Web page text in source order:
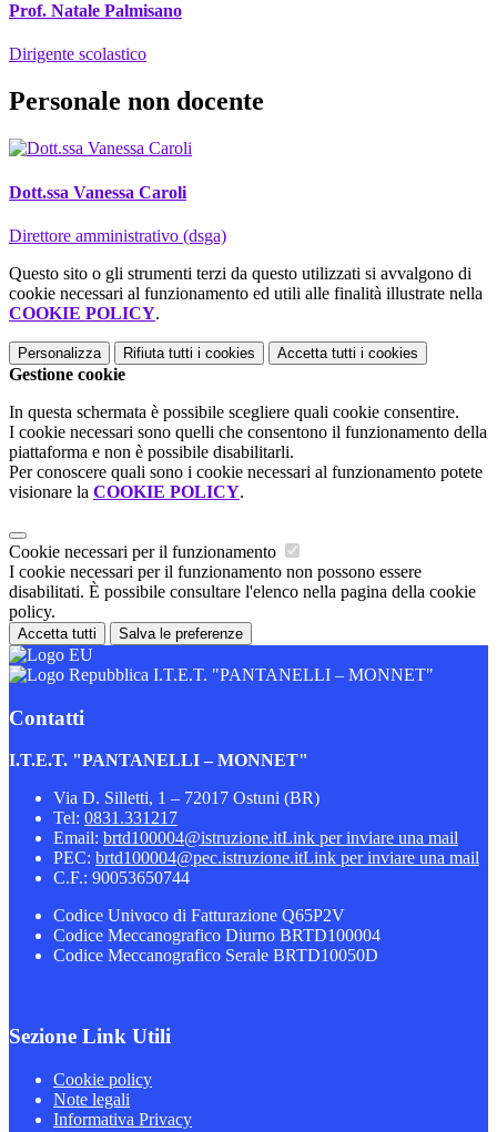
Prof. Natale Palmisano
Dirigente scolastico
Personale non docente
Dott.ssa Vanessa Caroli
Direttore amministrativo (dsga)
Questo sito o gli strumenti terzi da questo utilizzati si avvalgono di
cookie necessari al funzionamento ed utili alle finalità illustrate nella
COOKIE POLICY.
Personalizza Rifiuta tutti i cookies Accetta tutti i cookies
Gestione cookie
In questa schermata è possibile scegliere quali cookie consentire.
I cookie necessari sono quelli che consentono il funzionamento della
piattaforma e non è possibile disabilitarli.
Per conoscere quali sono i cookie necessari al funzionamento potete
visionare la COOKIE POLICY.
Cookie necessari per il funzionamento
I cookie necessari per il funzionamento non possono essere
disabilitati. È possibile consultare l'elenco nella pagina della cookie
policy.
Accetta tutti Salva le preferenze
I.T.E.T. "PANTANELLI – MONNET"
Contatti
I.T.E.T. "PANTANELLI – MONNET"
Via D. Silletti, 1 – 72017 Ostuni (BR)
Tel: 0831.331217
Email: brtd100004@istruzione.itLink per inviare una mail
PEC: brtd100004@pec.istruzione.itLink per inviare una mail
C.F.: 90053650744
Codice Univoco di Fatturazione Q65P2V
Codice Meccanografico Diurno BRTD100004
Codice Meccanografico Serale BRTD10050D
Sezione Link Utili
Cookie policy
Note legali
Informativa Privacy